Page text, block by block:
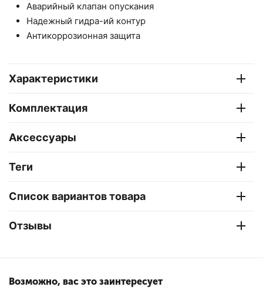
Аварийный клапан опускания
Надежный гидра-ий контур
Антикоррозионная защита
Характеристики
Комплектация
Аксессуары
Теги
Список вариантов товара
Отзывы
Возможно, вас это заинтересует